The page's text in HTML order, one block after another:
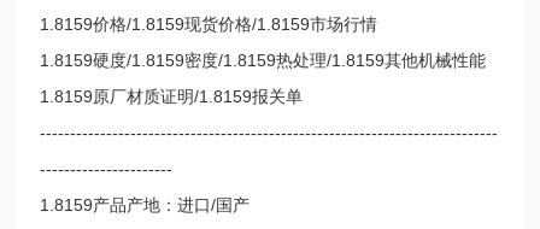
1.8159价格/1.8159现货价格/1.8159市场行情
1.8159硬度/1.8159密度/1.8159热处理/1.8159其他机械性能
1.8159原厂材质证明/1.8159报关单
----------------------------------------------------------------------------
----------------------
1.8159产品产地：进口/国产